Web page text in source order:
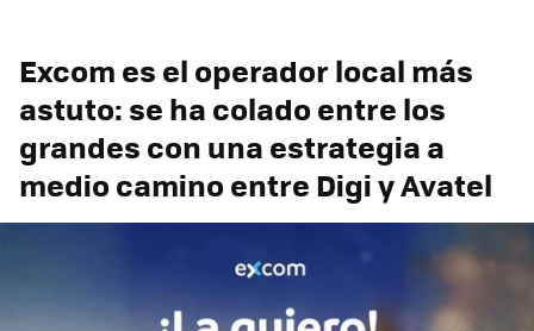
Excom es el operador local más
astuto: se ha colado entre los
grandes con una estrategia a
medio camino entre Digi y Avatel